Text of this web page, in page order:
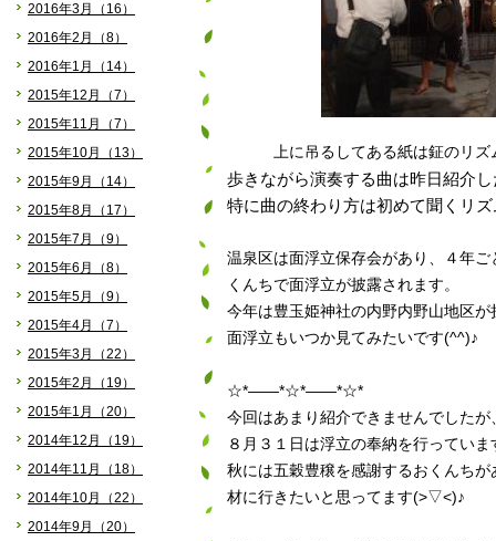
2016年3月（16）
2016年2月（8）
2016年1月（14）
2015年12月（7）
2015年11月（7）
2015年10月（13）
2015年9月（14）
2015年8月（17）
2015年7月（9）
2015年6月（8）
2015年5月（9）
2015年4月（7）
2015年3月（22）
2015年2月（19）
2015年1月（20）
2014年12月（19）
2014年11月（18）
2014年10月（22）
2014年9月（20）
上に吊るしてある紙は鉦のリ
歩きながら演奏する曲は昨日紹介
特に曲の終わり方は初めて聞くリ
温泉区は面浮立保存会があり、４年
くんちで面浮立が披露されます。
今年は豊玉姫神社の内野内野山地区が
面浮立もいつか見てみたいです(^^)♪
☆*――*☆*――*☆*
今回はあまり紹介できませんでした
８月３１日は浮立の奉納を行ってい
秋には五穀豊穣を感謝するおくんち
材に行きたいと思ってます(>▽<)♪